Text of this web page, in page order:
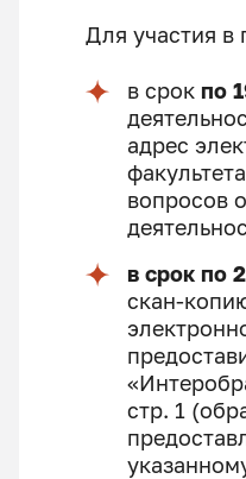
Для участия в
в срок по
адрес
вопросов
в срок по
скан-
стр. 1